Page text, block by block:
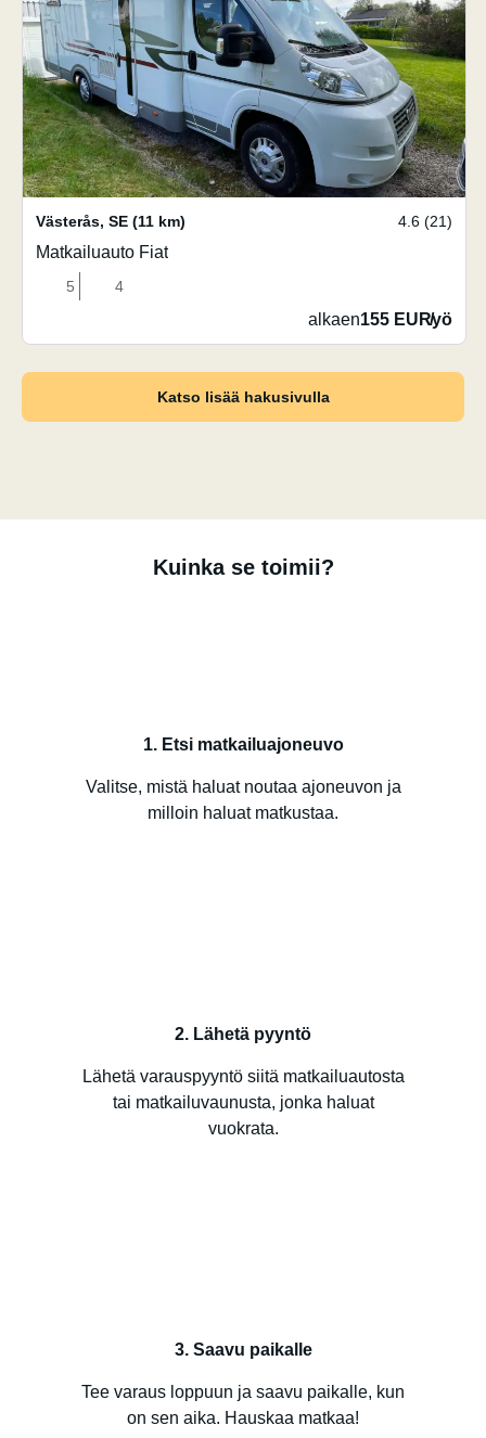
Västerås, SE (11 km) 4.6 (21)
Matkailuauto Fiat
5 4
alkaen155 EUR/yö
Katso lisää hakusivulla
Kuinka se toimii?
1. Etsi matkailuajoneuvo
Valitse, mistä haluat noutaa ajoneuvon ja
milloin haluat matkustaa.
2. Lähetä pyyntö
Lähetä varauspyyntö siitä matkailuautosta
tai matkailuvaunusta, jonka haluat
vuokrata.
3. Saavu paikalle
Tee varaus loppuun ja saavu paikalle, kun
on sen aika. Hauskaa matkaa!